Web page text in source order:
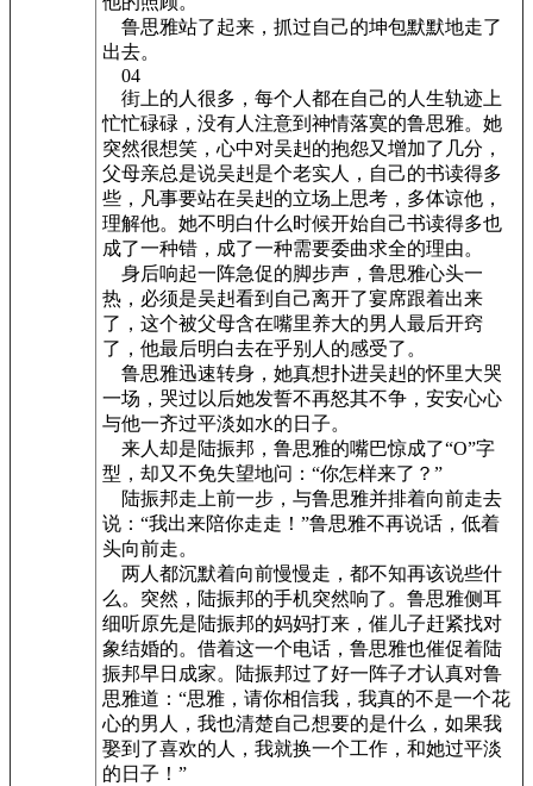
鲁思雅站了起来，抓过自己的坤包默默地走了
出去。
04
街上的人很多，每个人都在自己的人生轨迹上
忙忙碌碌，没有人注意到神情落寞的鲁思雅。她
突然很想笑，心中对吴赳的抱怨又增加了几分，
父母亲总是说吴赳是个老实人，自己的书读得多
些，凡事要站在吴赳的立场上思考，多体谅他，
理解他。她不明白什么时候开始自己书读得多也
成了一种错，成了一种需要委曲求全的理由。
身后响起一阵急促的脚步声，鲁思雅心头一
热，必须是吴赳看到自己离开了宴席跟着出来
了，这个被父母含在嘴里养大的男人最后开窍
了，他最后明白去在乎别人的感受了。
鲁思雅迅速转身，她真想扑进吴赳的怀里大哭
一场，哭过以后她发誓不再怒其不争，安安心心
与他一齐过平淡如水的日子。
来人却是陆振邦，鲁思雅的嘴巴惊成了“O”字
型，却又不免失望地问：“你怎样来了？”
陆振邦走上前一步，与鲁思雅并排着向前走去
说：“我出来陪你走走！”鲁思雅不再说话，低着
头向前走。
两人都沉默着向前慢慢走，都不知再该说些什
么。突然，陆振邦的手机突然响了。鲁思雅侧耳
细听原先是陆振邦的妈妈打来，催儿子赶紧找对
象结婚的。借着这一个电话，鲁思雅也催促着陆
振邦早日成家。陆振邦过了好一阵子才认真对鲁
思雅道：“思雅，请你相信我，我真的不是一个花
心的男人，我也清楚自己想要的是什么，如果我
娶到了喜欢的人，我就换一个工作，和她过平淡
的日子！”